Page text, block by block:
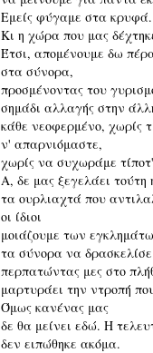
Εμείς φύγαμε στα
Κι η χώρα που μας
Έτσι, απομένουμε δω
στα σύνορα,
προσμένοντας του
σημάδι αλλαγής στην
κάθε νεοφερμένο, χωρίς
ν' απαρνιόμαστε,
χωρίς να συχωράμε
Α, δε μας ξεγελάει
τα ουρλιαχτά που
οι ίδιοι
μοιάζουμε των
τα σύνορα να
περπατώντας μες στο
μαρτυράει την ντροπή
Όμως κανένας μας
δε θα μείνει εδώ. Η
δεν ειπώθηκε ακόμα.